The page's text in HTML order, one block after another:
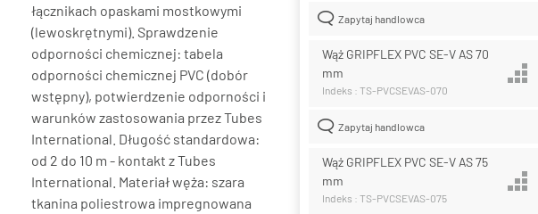
łącznikach opaskami mostkowymi
(lewoskrętnymi). Sprawdzenie
odporności chemicznej: tabela
odporności chemicznej PVC (dobór
wstępny), potwierdzenie odporności i
warunków zastosowania przez Tubes
International. Długość standardowa:
od 2 do 10 m - kontakt z Tubes
International. Materiał węża: szara
tkanina poliestrowa impregnowana
Zapytaj handlowca
Wąż GRIPFLEX PVC SE-V AS 70
mm
Indeks : TS-PVCSEVAS-070
Zapytaj handlowca
Wąż GRIPFLEX PVC SE-V AS 75
mm
Indeks : TS-PVCSEVAS-075